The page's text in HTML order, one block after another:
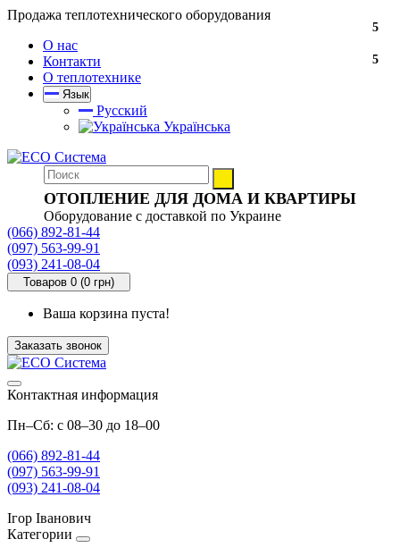
Продажа теплотехнического оборудования
О нас
Контакти
О теплотехнике
Язык
Русский
Українська
ОТОПЛЕНИЕ ДЛЯ ДОМА И КВАРТИРЫ
Оборудование с доставкой по Украине
(066) 892-81-44
(097) 563-99-91
(093) 241-08-04
Товаров 0 (0 грн)
Ваша корзина пуста!
Заказать звонок
Контактная информация
Пн–Сб: с 08–30 до 18–00
(066) 892-81-44
(097) 563-99-91
(093) 241-08-04
Ігор Іванович
Категории
5
5